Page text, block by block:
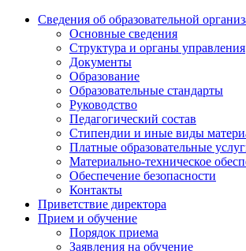
Сведения об образовательной
Основные сведения
Структура и органы управления
Документы
Образование
Образовательные стандарты
Руководство
Педагогический состав
Стипендии и иные виды
Платные образовательные
Материально-техническое
Обеспечение безопасности
Контакты
Приветствие директора
Прием и обучение
Порядок приема
Заявления на обучение